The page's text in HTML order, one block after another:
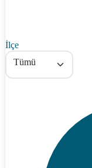
İlçe
Tümü